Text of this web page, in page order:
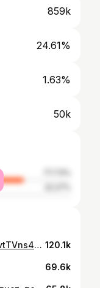
859k
24.61%
1.63%
50k
https://www.instagram.com/p/DGvtTVns4LC/ 120.1k
69.6k